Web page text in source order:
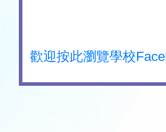
歡迎按此瀏覽學校